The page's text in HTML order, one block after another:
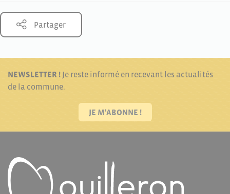
Partager
NEWSLETTER ! Je reste informé en recevant les actualités
de la commune.
JE M'ABONNE !